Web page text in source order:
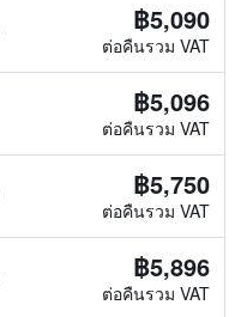
฿5,090
ต่อคืนรวม VAT
฿5,096
ต่อคืนรวม VAT
฿5,750
ต่อคืนรวม VAT
฿5,896
ต่อคืนรวม VAT